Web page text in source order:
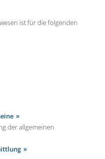
ist für die folgenden
der allgemeinen